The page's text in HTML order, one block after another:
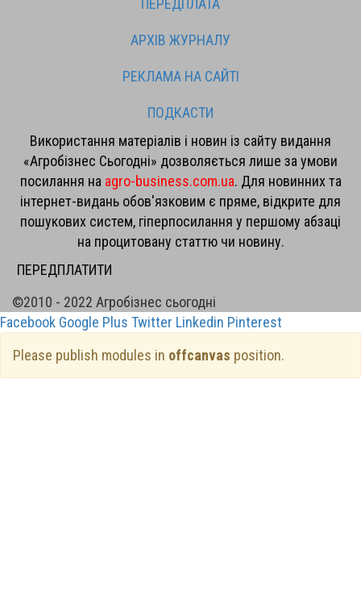
АРХІВ ЖУРНАЛУ
РЕКЛАМА НА САЙТІ
ПОДКАСТИ
Використання матеріалів і новин із сайту видання
«Агробізнес Сьогодні» дозволяється лише за умови
посилання на agro-business.com.ua. Для новинних та
інтернет-видань обов'язковим є пряме, відкрите для
пошукових систем, гіперпосилання у першому абзаці
на процитовану статтю чи новину.
ПЕРЕДПЛАТИТИ
©2010 - 2022 Агробізнес сьогодні
Facebook Google Plus Twitter Linkedin Pinterest
Please publish modules in offcanvas position.